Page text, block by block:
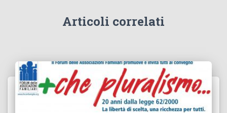
Articoli correlati